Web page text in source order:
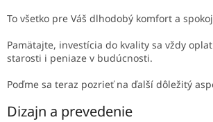
To všetko pre Váš dlhodobý komfort a
Pamätajte, investícia do kvality sa vždy
starosti i peniaze v budúcnosti.
Poďme sa teraz pozrieť na ďalší dôležitý
Dizajn a prevedenie